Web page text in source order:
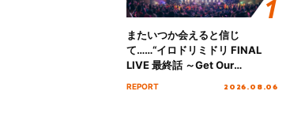
またいつか会えると信じ
て……“イロドリミドリ FINAL
LIVE 最終話 ～Get Our
REPORT 2026.08.06